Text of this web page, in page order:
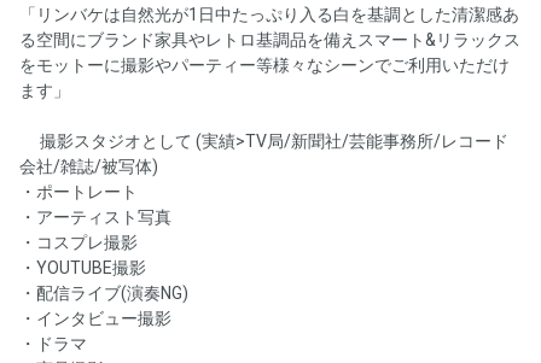
「リンバケは自然光が1日中たっぷり入る白を基調とした清潔感あ
る空間にブランド家具やレトロ基調品を備えスマート&リラックス
をモットーに撮影やパーティー等様々なシーンでご利用いただけ
ます」
📸撮影スタジオとして (実績>TV局/新聞社/芸能事務所/レコード
会社/雑誌/被写体)
・ポートレート
・アーティスト写真
・コスプレ撮影
・YOUTUBE撮影
・配信ライブ(演奏NG)
・インタビュー撮影
・ドラマ